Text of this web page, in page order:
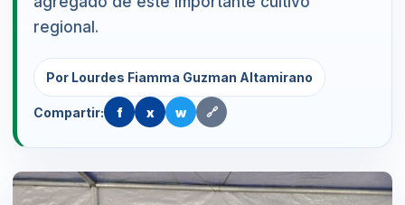
regional.
Por Lourdes Fiamma Guzman Altamirano
Compartir: f x w 🔗